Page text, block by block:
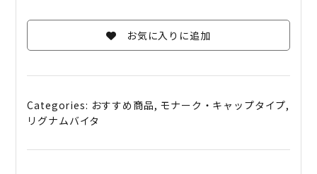
お気に入りに追加
Categories: おすすめ商品, モナーク・キャップタイプ,
リグナムバイタ